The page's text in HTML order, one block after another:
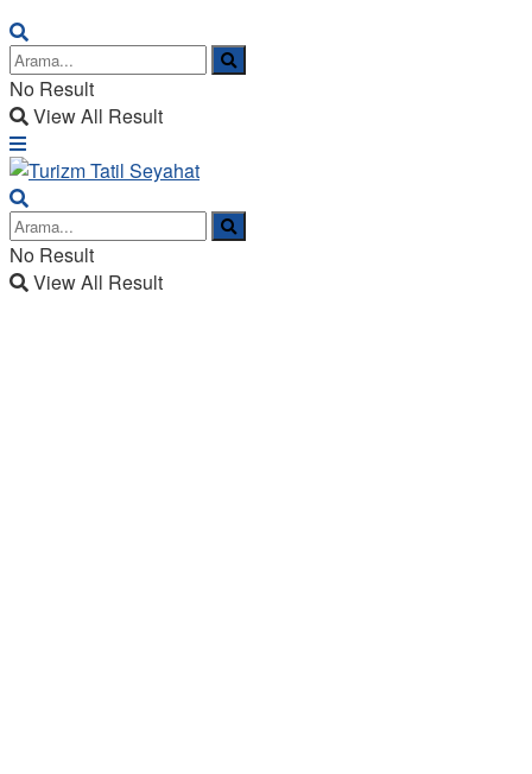
No Result
View All Result
No Result
View All Result